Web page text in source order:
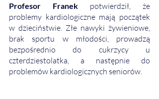
Profesor Franek potwierdził, że
problemy kardiologiczne mają początek
w dzieciństwie. Złe nawyki żywieniowe,
brak sportu w młodości, prowadzą
bezpośrednio do cukrzycy u
czterdziestolatka, a następnie do
problemów kardiologicznych seniorów.